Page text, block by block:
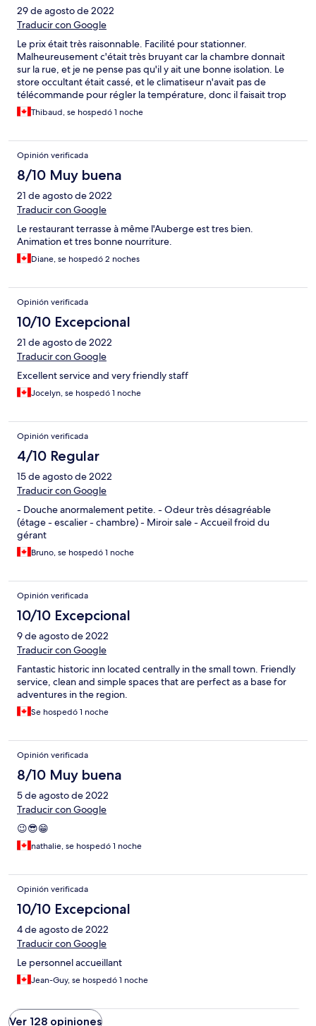
29 de agosto de 2022
Traducir con Google
Le prix était très raisonnable. Facilité pour stationner.
Malheureusement c'était très bruyant car la chambre donnait
sur la rue, et je ne pense pas qu'il y ait une bonne isolation. Le
store occultant était cassé, et le climatiseur n'avait pas de
télécommande pour régler la température, donc il faisait trop
froid à mon goût. La chambre était très propre et le personnel
très courtois.
Thibaud, se hospedó 1 noche
Opinión verificada
8/10 Muy buena
21 de agosto de 2022
Traducir con Google
Le restaurant terrasse à même l'Auberge est tres bien.
Animation et tres bonne nourriture.
Diane, se hospedó 2 noches
Opinión verificada
10/10 Excepcional
21 de agosto de 2022
Traducir con Google
Excellent service and very friendly staff
Jocelyn, se hospedó 1 noche
Opinión verificada
4/10 Regular
15 de agosto de 2022
Traducir con Google
- Douche anormalement petite. - Odeur très désagréable
(étage - escalier - chambre) - Miroir sale - Accueil froid du
gérant
Bruno, se hospedó 1 noche
Opinión verificada
10/10 Excepcional
9 de agosto de 2022
Traducir con Google
Fantastic historic inn located centrally in the small town. Friendly
service, clean and simple spaces that are perfect as a base for
adventures in the region.
Se hospedó 1 noche
Opinión verificada
8/10 Muy buena
5 de agosto de 2022
Traducir con Google
😉😎😁
nathalie, se hospedó 1 noche
Opinión verificada
10/10 Excepcional
4 de agosto de 2022
Traducir con Google
Le personnel accueillant
Jean-Guy, se hospedó 1 noche
Ver 128 opiniones